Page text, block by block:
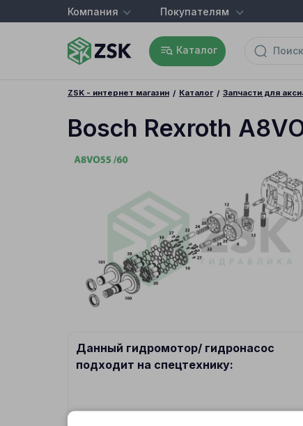
Компания Покупателям
Каталог
ZSK - интернет магазин Каталог Запчасти для
Bosch Rexroth
Данный гидромотор/ гидронасос
подходит на спецтехнику: